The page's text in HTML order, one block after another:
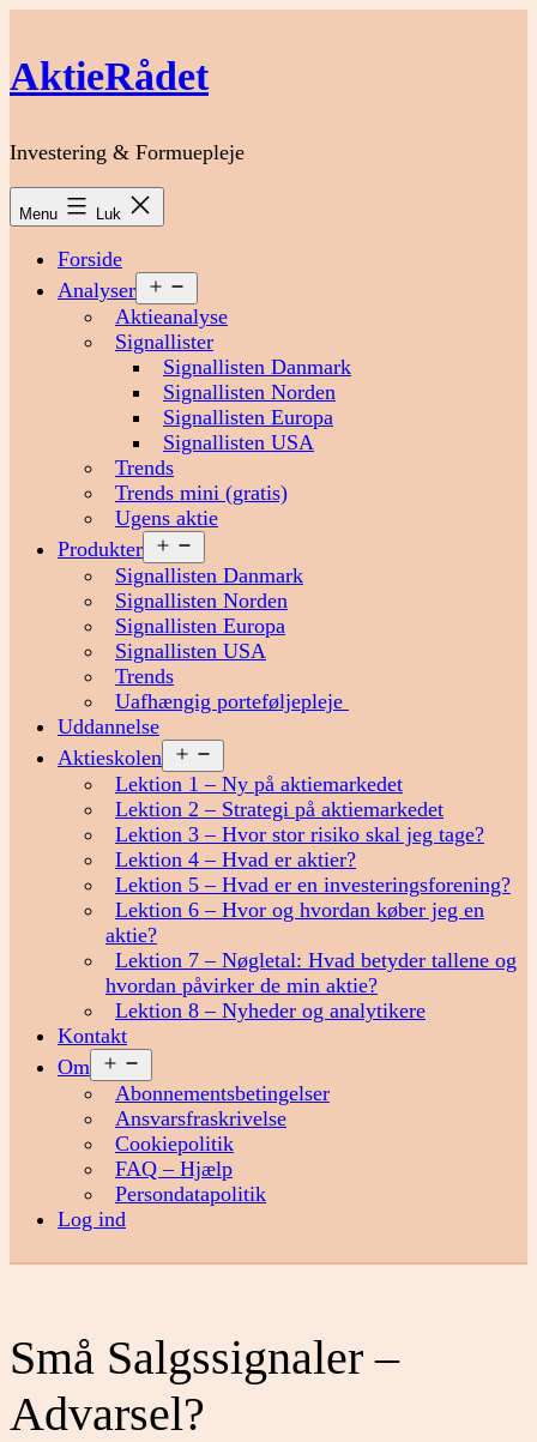
indhold
AktieRådet
Investering & Formuepleje
Menu Luk
Forside
Analyser
menu
Aktieanalyse
Signallister
Signallisten Danmark
Signallisten Norden
Signallisten Europa
Signallisten USA
Trends
Trends mini (gratis)
Ugens aktie
Produkter
menu
Signallisten Danmark
Signallisten Norden
Signallisten Europa
Signallisten USA
Trends
Uafhængig porteføljepleje
Uddannelse
Aktieskolen
menu
Lektion 1 – Ny på aktiemarkedet
Lektion 2 – Strategi på aktiemarkedet
Lektion 3 – Hvor stor risiko skal jeg tage?
Lektion 4 – Hvad er aktier?
Lektion 5 – Hvad er en investeringsforening?
Lektion 6 – Hvor og hvordan køber jeg en
aktie?
Lektion 7 – Nøgletal: Hvad betyder tallene og
hvordan påvirker de min aktie?
Lektion 8 – Nyheder og analytikere
Kontakt
Om
menu
Abonnementsbetingelser
Ansvarsfraskrivelse
Cookiepolitik
FAQ – Hjælp
Persondatapolitik
Log ind
Små Salgssignaler –
Advarsel?